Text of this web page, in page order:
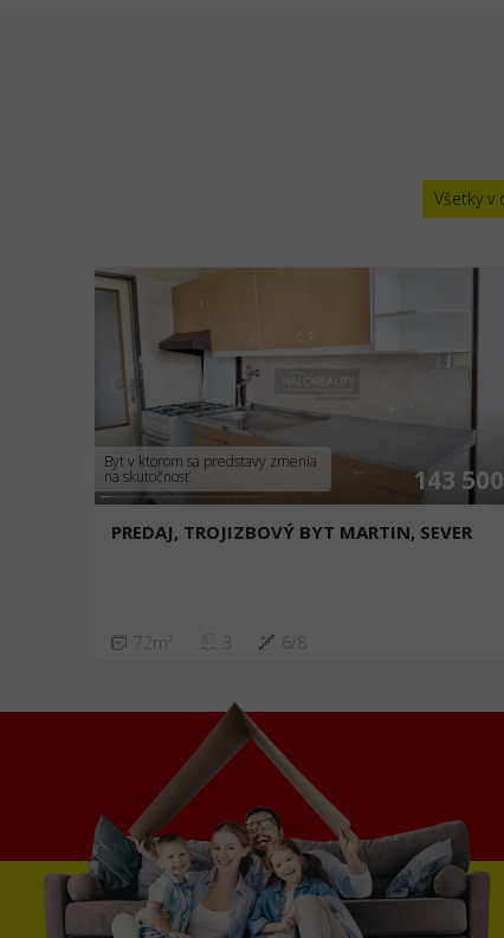
Všetky v
Byt v ktorom sa predstavy zmenia
na skutočnosť. 143
PREDAJ, TROJIZBOVÝ BYT MARTIN, SEVER
72m² 3 6/8